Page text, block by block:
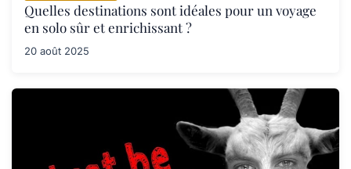
Quelles destinations sont idéales pour un voyage
en solo sûr et enrichissant ?
20 août 2025